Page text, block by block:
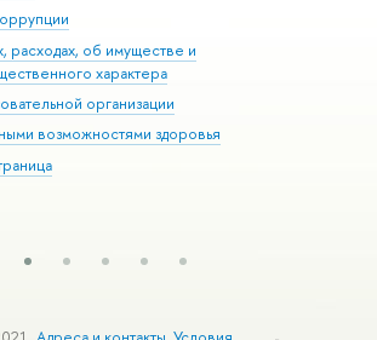
расходах, об имуществе и
характера
организации
возможностями здоровья